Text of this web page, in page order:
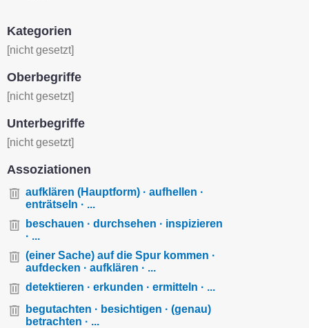
Kategorien
[nicht gesetzt]
Oberbegriffe
[nicht gesetzt]
Unterbegriffe
[nicht gesetzt]
Assoziationen
aufklären (Hauptform) · aufhellen ·
enträtseln · ...
beschauen · durchsehen · inspizieren
· ...
(einer Sache) auf die Spur kommen ·
aufdecken · aufklären · ...
detektieren · erkunden · ermitteln · ...
begutachten · besichtigen · (genau)
betrachten · ...